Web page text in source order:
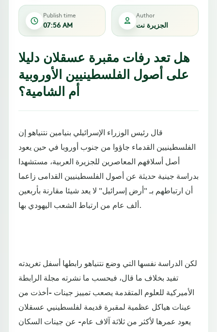
Publish time
07:56 AM
Author
الجزيرة نت
هل تعد رفات مقبرة عسقلان دليلا
على أصول الفلسطينيين الأوروبية
أم الشامية؟
قال رئيس الوزراء الإسرائيلي بنيامين نتنياهو إن
الفلسطينيين القدماء جاؤوا من جنوب أوروبا في حين يعود
أصل أسلافهم المعاصرين للجزيرة العربية، مستشهدا
بدراسة جينية حديثة عن أصول الفلسطينيين القدامى زاعما
أن ارتباطهم بـ "أرض إسرائيل" لا يعد شيئا مقارنة بأربعين
ألف عام من ارتباط الشعب اليهودي بها.
لكن الدراسة نفسها التي وضع نتنياهو رابطها أسفل تغريدته
تفيد بخلاف ما قال، فبحسب ما نشرته مجلة الرابطة
الأميركية للعلوم المتقدمة يصعب تمييز جينات -أخذت من
عينات هياكل عظمية لمقبرة قديمة لفلسطينيي عسقلان
يعود عمرها لأكثر من ثلاثة آلاف عام- عن جينات السكان